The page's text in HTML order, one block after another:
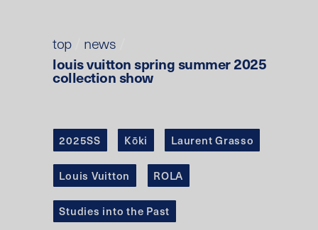
top/ news
louis vuitton spring summer 2025
collection show
2025SS Kōki Laurent Grasso
Louis Vuitton ROLA
Studies into the Past